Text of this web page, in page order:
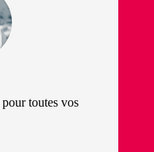
toutes vos